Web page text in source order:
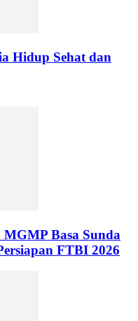
Hidup Sehat dan
MGMP Basa Sunda
FTBI 2026